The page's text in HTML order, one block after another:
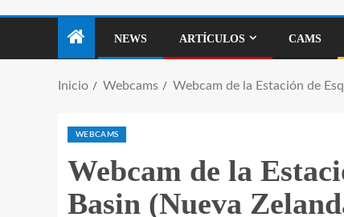
NEWS ARTÍCULOS CAMS
Inicio Webcams Webcam de la Estación de
WEBCAMS
Webcam de la
Basin (Nueva